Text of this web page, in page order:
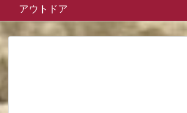
アウトドア